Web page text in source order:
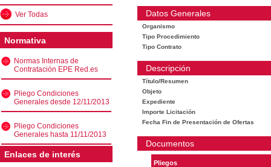
Ver Todas
Normativa
Normas Internas de
Contratación EPE Red.es
Pliego Condiciones
Generales desde 12/11/2013
Pliego Condiciones
Generales hasta 11/11/2013
Enlaces de interés
Datos Generales
Organismo
Tipo Procedimiento
Tipo Contrato
Descripción
Título/Resumen
Objeto
Expediente
Importe Licitación
Fecha Fin de Presentación de Ofertas
Documentos
Pliegos